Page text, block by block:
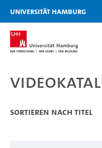
Zu den Filtern
Zur Metanavigation
Zur Hauptnavigation
Zur Suche
Zum Inhalt
Zum Seitenfuss
Universität Hamburg
Sortieren nach Titel